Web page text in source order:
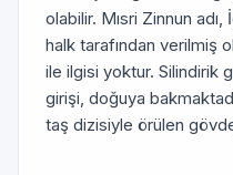
olabilir. Mısri Zinnun
halk tarafından verilmiş
ile ilgisi yoktur. Silindirik
girişi, doğuya
taş dizisiyle örülen